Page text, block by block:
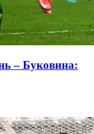
– Буковина: